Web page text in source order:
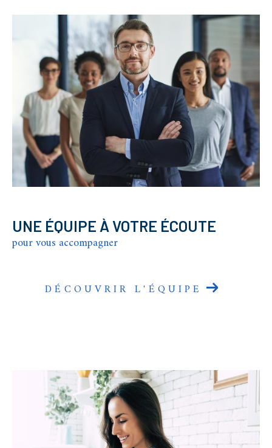
UNE ÉQUIPE À VOTRE ÉCOUTE
pour vous accompagner
DÉCOUVRIR L'ÉQUIPE